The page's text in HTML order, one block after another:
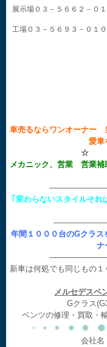
展示場０３－５６６２－０１
工場０３－５６９３－０１０
車売るならワンオーナー
愛車
☆
メカニック、営業 営業
｢変わらないスタイルそ
年間１０００台のGクラ
ナ
新車は何処でも同じもの
メルセデスベ
Gクラス
ベンツの修理・買取・
会社名